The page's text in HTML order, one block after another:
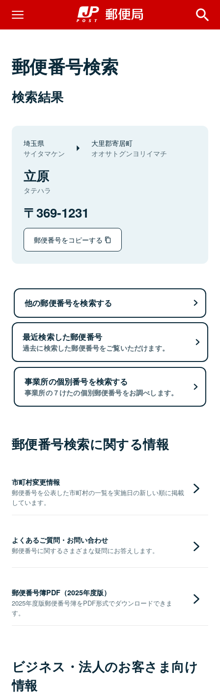
郵便番号検索
検索結果
埼玉県
サイタマケン
大里郡寄居町
オオサトグンヨリイマチ
立原
タテハラ
369-1231
郵便番号をコピーする
他の郵便番号を検索する
最近検索した郵便番号
過去に検索した郵便番号をご覧いただけます。
事業所の個別番号を検索する
事業所の７けたの個別郵便番号をお調べします。
郵便番号検索に関する情報
市町村変更情報
郵便番号を公表した市町村の一覧を実施日の新しい順に掲載
しています。
よくあるご質問・お問い合わせ
郵便番号に関するさまざまな疑問にお答えします。
郵便番号簿PDF（2025年度版）
2025年度版郵便番号簿をPDF形式でダウンロードできま
す。
ビジネス・法人のお客さま向け
情報